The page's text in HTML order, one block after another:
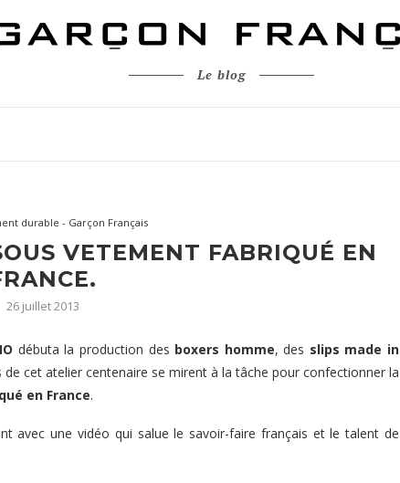
Le blog
durable - Garçon Français
VETEMENT FABRIQUÉ EN
26 juillet 2013
débuta la production des boxers homme, des slips made in
de cet atelier centenaire se mirent à la tâche pour confectionner la
en France.
avec une vidéo qui salue le savoir-faire français et le talent de